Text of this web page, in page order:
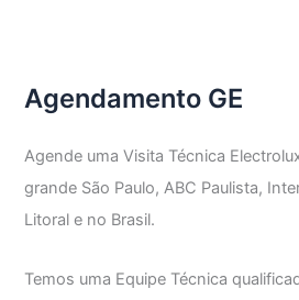
Agendamento GE
Agende uma Visita Técnica
grande São Paulo, ABC Paulista,
Litoral e no Brasil.
Temos uma Equipe Técnica